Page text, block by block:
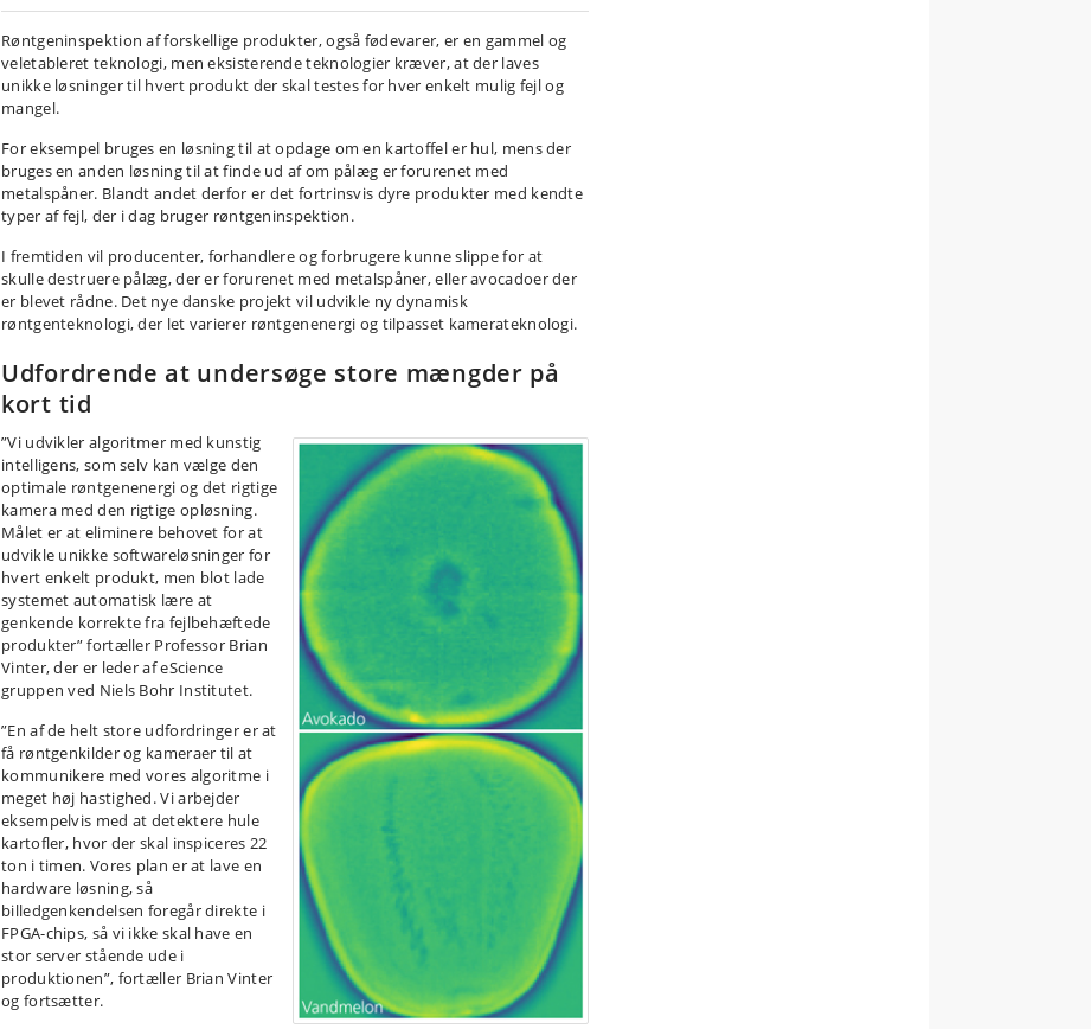
Røntgeninspektion af forskellige produkter, også fødevarer, er en gammel og
veletableret teknologi, men eksisterende teknologier kræver, at der laves
unikke løsninger til hvert produkt der skal testes for hver enkelt mulig fejl og
mangel.
For eksempel bruges en løsning til at opdage om en kartoffel er hul, mens der
bruges en anden løsning til at finde ud af om pålæg er forurenet med
metalspåner. Blandt andet derfor er det fortrinsvis dyre produkter med kendte
typer af fejl, der i dag bruger røntgeninspektion.
I fremtiden vil producenter, forhandlere og forbrugere kunne slippe for at
skulle destruere pålæg, der er forurenet med metalspåner, eller avocadoer der
er blevet rådne. Det nye danske projekt vil udvikle ny dynamisk
røntgenteknologi, der let varierer røntgenenergi og tilpasset kamerateknologi.
Udfordrende at undersøge store mængder på
kort tid
”Vi udvikler algoritmer med kunstig
intelligens, som selv kan vælge den
optimale røntgenenergi og det rigtige
kamera med den rigtige opløsning.
Målet er at eliminere behovet for at
udvikle unikke softwareløsninger for
hvert enkelt produkt, men blot lade
systemet automatisk lære at
genkende korrekte fra fejlbehæftede
produkter” fortæller Professor Brian
Vinter, der er leder af eScience
gruppen ved Niels Bohr Institutet.
”En af de helt store udfordringer er at
få røntgenkilder og kameraer til at
kommunikere med vores algoritme i
meget høj hastighed. Vi arbejder
eksempelvis med at detektere hule
kartofler, hvor der skal inspiceres 22
ton i timen. Vores plan er at lave en
hardware løsning, så
billedgenkendelsen foregår direkte i
FPGA-chips, så vi ikke skal have en
stor server stående ude i
produktionen”, fortæller Brian Vinter
og fortsætter.